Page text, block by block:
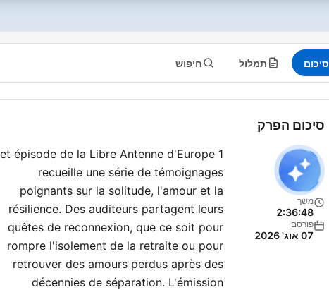
סיכום תמלול חיפוש
סיכום הפרק
משך
2:36:48
פורסם
07 אוג' 2026
épisode de la Libre Antenne d'Europe 1
recueille une série de témoignages
poignants sur la solitude, l'amour et la
résilience. Des auditeurs partagent leurs
quêtes de reconnexion, que ce soit pour
rompre l'isolement de la retraite ou pour
retrouver des amours perdus après des
décennies de séparation. L'émission